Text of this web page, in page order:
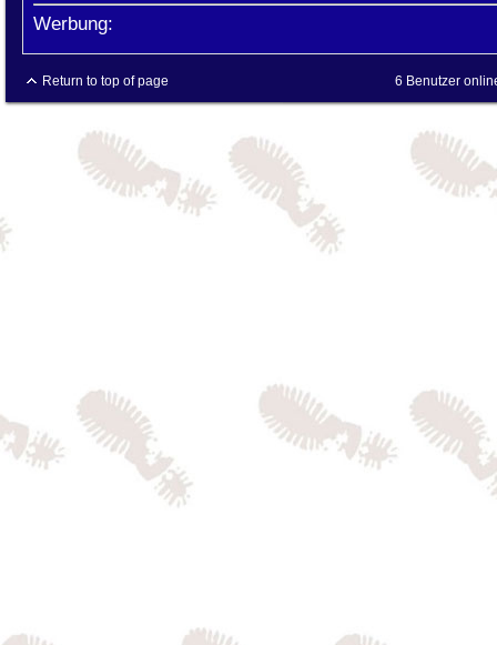
Werbung:
Return to top of page 6 Benutzer